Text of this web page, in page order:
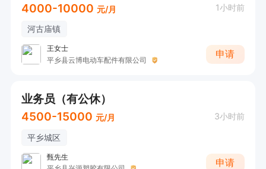
4000-10000 元/月 1小时前
河古庙镇
王女士
平乡县云博电动车配件有限公司
申请
业务员（有公休）
4500-15000 元/月 3小时前
平乡城区
甄先生
申请